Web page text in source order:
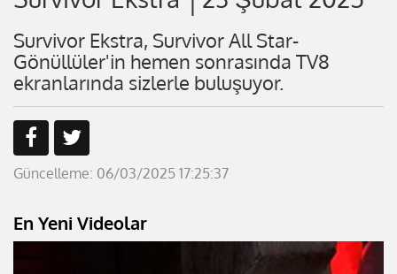
Survivor Ekstra, Survivor All Star-
Gönüllüler'in hemen sonrasında TV8
ekranlarında sizlerle buluşuyor.
Güncelleme: 06/03/2025 17:25:37
En Yeni Videolar